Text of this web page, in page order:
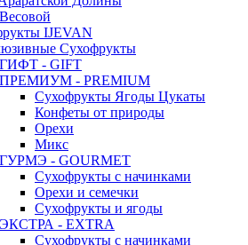
Весовой
IJEVAN
Сухофрукты
ГИФТ - GIFT
ПРЕМИУМ - PREMIUM
Сухофрукты Ягоды Цукаты
Конфеты от природы
Орехи
Микс
ГУРМЭ - GOURMET
Сухофрукты с начинками
Орехи и семечки
Сухофрукты и ягоды
ЭКСТРА - EXTRA
Сухофрукты с начинками